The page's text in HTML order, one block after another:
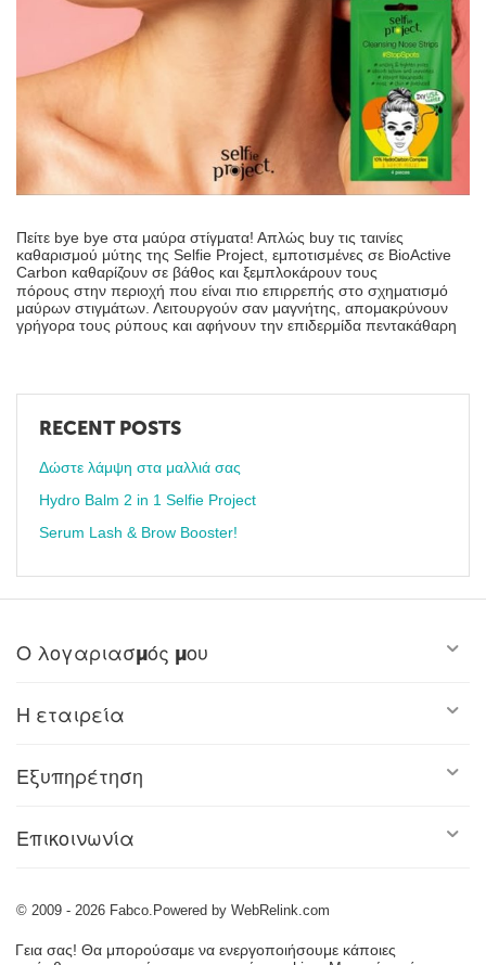
Πείτε bye bye στα μαύρα στίγματα! Απλώς buy τις ταινίες
καθαρισμού μύτης της Selfie Project, εμποτισμένες σε BioActive
Carbon καθαρίζουν σε βάθος και ξεμπλοκάρουν τους
πόρους στην περιοχή που είναι πιο επιρρεπής στο σχηματισμό
μαύρων στιγμάτων. Λειτουργούν σαν μαγνήτης, απομακρύνουν
γρήγορα τους ρύπους και αφήνουν την επιδερμίδα πεντακάθαρη
RECENT POSTS
Δώστε λάμψη στα μαλλιά σας
Hydro Balm 2 in 1 Selfie Project
Serum Lash & Brow Booster!
Ο λογαριασμός μου
Η εταιρεία
Εξυπηρέτηση
Επικοινωνία
© 2009 - 2026 Fabco.Powered by WebRelink.com
Γεια σας! Θα μπορούσαμε να ενεργοποιήσουμε κάποιες